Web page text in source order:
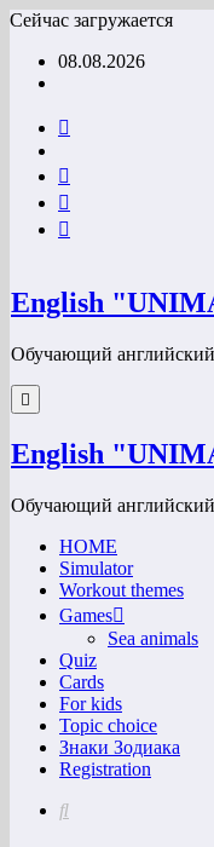
Перейти
содержимому
Сейчас загружается
08.08.2026
English
Обучающий
English
Обучающий
HOME
Simulator
Workout themes
Games
Sea animals
Quiz
Cards
For kids
Topic choice
Знаки Зодиака
Registration